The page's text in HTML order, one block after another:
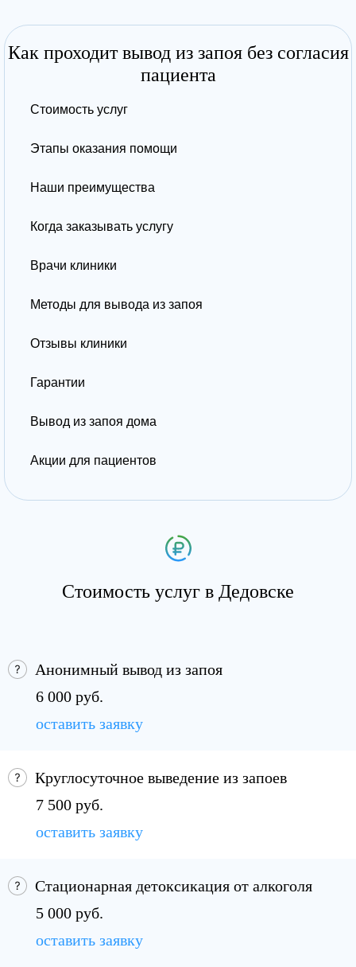
Как проходит вывод из запоя без согласия
пациента
Стоимость услуг
Этапы оказания помощи
Наши преимущества
Когда заказывать услугу
Врачи клиники
Методы для вывода из запоя
Отзывы клиники
Гарантии
Вывод из запоя дома
Акции для пациентов
Стоимость услуг в Дедовске
Анонимный вывод из запоя
6 000 руб.
оставить заявку
Круглосуточное выведение из запоев
7 500 руб.
оставить заявку
Стационарная детоксикация от алкоголя
5 000 руб.
оставить заявку